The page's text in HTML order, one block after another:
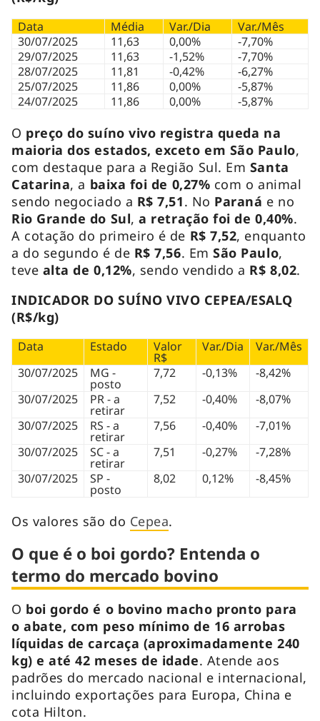
Data Média Var./Dia
Var./Mês
30/07/2025
11,63 0,00%
-7,70%
29/07/2025
11,63 -1,52%
-7,70%
28/07/2025
11,81 -0,42%
-6,27%
25/07/2025
11,86 0,00%
-5,87%
24/07/2025
11,86 0,00% -5,87%
O preço do suíno vivo registra queda na
maioria dos estados, exceto em São Paulo,
com destaque para a Região Sul. Em Santa
Catarina, a baixa foi de 0,27% com o animal
sendo negociado a R$ 7,51. No Paraná e no
Rio Grande do Sul, a retração foi de 0,40%.
A cotação do primeiro é de R$ 7,52, enquanto
a do segundo é de R$ 7,56. EmSão Paulo,
teve alta de 0,12%, sendo vendido a R$ 8,02.
INDICADOR DO SUÍNO VIVO CEPEA/ESALQ
(R$/kg)
Data Estado Valor
R$
Var./Dia
Var./Mês
30/07/2025
MG -
posto
7,72 -0,13%
-8,42%
30/07/2025
PR - a
retirar
7,52 -0,40%
-8,07%
30/07/2025
RS - a
retirar
7,56 -0,40%
-7,01%
30/07/2025
SC - a
retirar
7,51 -0,27%
-7,28%
30/07/2025
SP -
posto
8,02 0,12% -8,45%
Os valores são do Cepea.
O que é o boi gordo? Entenda o
termo do mercado bovino
O boi gordo é o bovino macho pronto para
o abate, com peso mínimo de 16 arrobas
líquidas de carcaça (aproximadamente 240
kg) e até 42 meses de idade. Atende aos
padrões do mercado nacional e internacional,
incluindo exportações para Europa, China e
cota Hilton.